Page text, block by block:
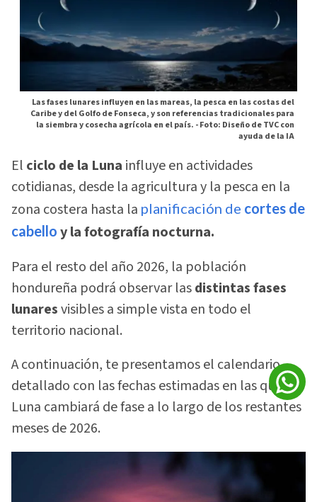
Las fases lunares influyen en las mareas, la pesca en las costas del
Caribe y del Golfo de Fonseca, y son referencias tradicionales para
la siembra y cosecha agrícola en el país. -Foto: Diseño de TVC con
ayuda de la IA
El ciclo de la Luna influye en actividades
cotidianas, desde la agricultura y la pesca en la
zona costera hasta la planificación de cortes de
cabello y la fotografía nocturna.
Para el resto del año 2026, la población
hondureña podrá observar lasdistintas fases
lunaresvisibles a simple vista en todo el
territorio nacional.
A continuación, te presentamos el calendario
detallado con las fechas estimadas en las que la
Luna cambiará de fase a lo largo de los restantes
meses de 2026.